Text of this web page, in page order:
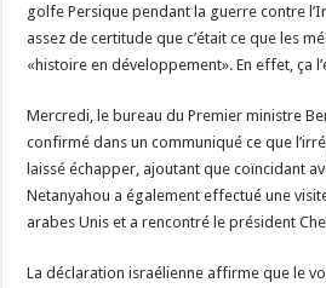
golfe Persique pendant la guerre contre
assez de certitude que c’était ce que les
«histoire en développement». En effet, ça
Mercredi, le bureau du Premier ministre
confirmé dans un communiqué ce que
laissé échapper, ajoutant que coïncidant
Netanyahou a également effectué une
arabes Unis et a rencontré le président
La déclaration israélienne affirme que le